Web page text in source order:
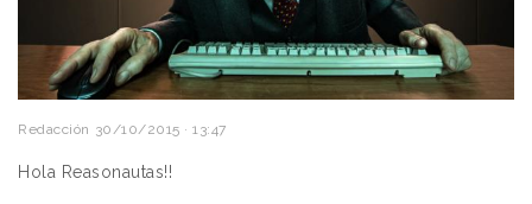
Redacción 30/10/2015 · 13:47
Hola Reasonautas!!